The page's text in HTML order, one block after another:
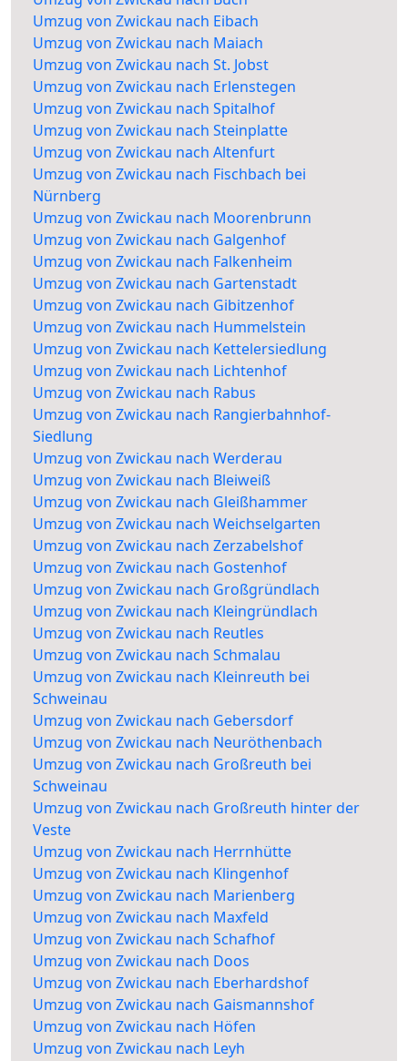
Umzug von Zwickau nach Eibach
Umzug von Zwickau nach Maiach
Umzug von Zwickau nach St. Jobst
Umzug von Zwickau nach Erlenstegen
Umzug von Zwickau nach Spitalhof
Umzug von Zwickau nach Steinplatte
Umzug von Zwickau nach Altenfurt
Umzug von Zwickau nach Fischbach bei
Nürnberg
Umzug von Zwickau nach Moorenbrunn
Umzug von Zwickau nach Galgenhof
Umzug von Zwickau nach Falkenheim
Umzug von Zwickau nach Gartenstadt
Umzug von Zwickau nach Gibitzenhof
Umzug von Zwickau nach Hummelstein
Umzug von Zwickau nach Kettelersiedlung
Umzug von Zwickau nach Lichtenhof
Umzug von Zwickau nach Rabus
Umzug von Zwickau nach Rangierbahnhof-
Siedlung
Umzug von Zwickau nach Werderau
Umzug von Zwickau nach Bleiweiß
Umzug von Zwickau nach Gleißhammer
Umzug von Zwickau nach Weichselgarten
Umzug von Zwickau nach Zerzabelshof
Umzug von Zwickau nach Gostenhof
Umzug von Zwickau nach Großgründlach
Umzug von Zwickau nach Kleingründlach
Umzug von Zwickau nach Reutles
Umzug von Zwickau nach Schmalau
Umzug von Zwickau nach Kleinreuth bei
Schweinau
Umzug von Zwickau nach Gebersdorf
Umzug von Zwickau nach Neuröthenbach
Umzug von Zwickau nach Großreuth bei
Schweinau
Umzug von Zwickau nach Großreuth hinter der
Veste
Umzug von Zwickau nach Herrnhütte
Umzug von Zwickau nach Klingenhof
Umzug von Zwickau nach Marienberg
Umzug von Zwickau nach Maxfeld
Umzug von Zwickau nach Schafhof
Umzug von Zwickau nach Doos
Umzug von Zwickau nach Eberhardshof
Umzug von Zwickau nach Gaismannshof
Umzug von Zwickau nach Höfen
Umzug von Zwickau nach Leyh